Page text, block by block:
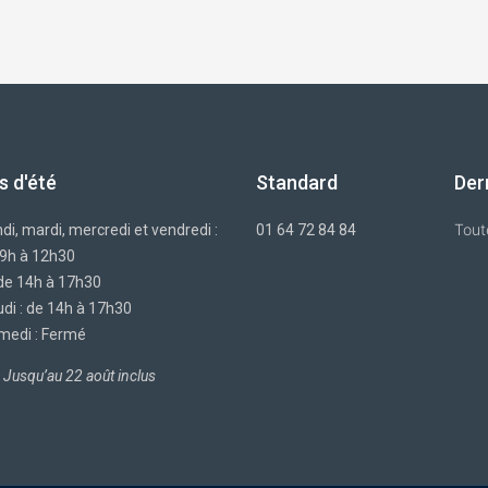
d'été
mardi, mercredi et vendredi :
à 12h30
14h à 17h30
: de 14h à 17h30
: Fermé
Jusqu’au 22 août inclus
Standard
01 64 72 84 84